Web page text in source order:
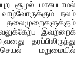
சூழல் மாசுபடாமல்
நலம்
இவற்றைக்
தரப்பிலிருந்து
மறுமையில்